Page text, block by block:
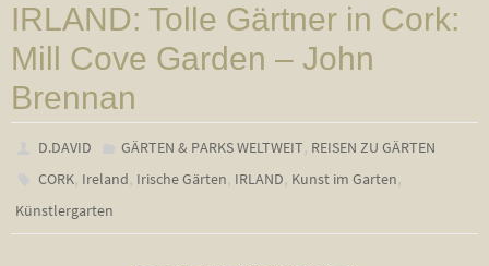
IRLAND: Tolle Gärtner in Cork:
Mill Cove Garden – John
Brennan
D.DAVID GÄRTEN & PARKS WELTWEIT, REISEN ZU GÄRTEN
CORK, Ireland, Irische Gärten, IRLAND, Kunst im Garten,
Künstlergarten